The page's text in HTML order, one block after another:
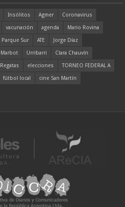
Insólitos Agmer
Coronavirus
vacunación agenda
Mario Rovina
Parque Sur ATE
Jorge Díaz
Marbot Urribarri
Clara Chauvín
Regatas elecciones
TORNEO FEDERAL A
fútbol local cine San Martín